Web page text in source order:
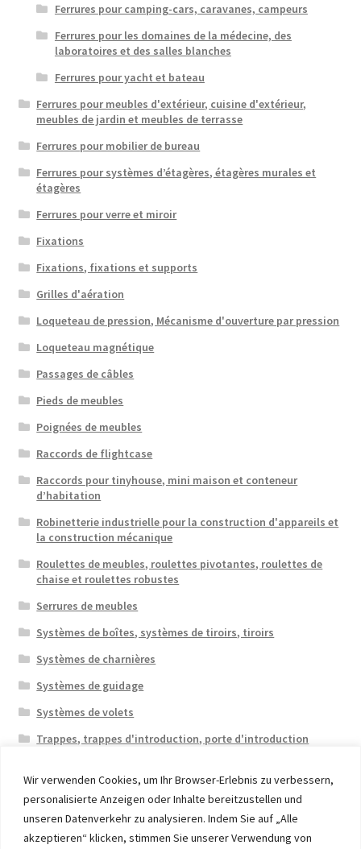
Wir verwenden Cookies, um Ihr Browser-Erlebnis zu verbessern,
personalisierte Anzeigen oder Inhalte bereitzustellen und
unseren Datenverkehr zu analysieren. Indem Sie auf „Alle
akzeptieren“ klicken, stimmen Sie unserer Verwendung von
Ferrures pour camping-cars, caravanes, campeurs
Ferrures pour les domaines de la médecine, des
laboratoires et des salles blanches
Ferrures pour yacht et bateau
Ferrures pour meubles d'extérieur, cuisine d'extérieur,
meubles de jardin et meubles de terrasse
Ferrures pour mobilier de bureau
Ferrures pour systèmes d’étagères, étagères murales et
étagères
Ferrures pour verre et miroir
Fixations
Fixations, fixations et supports
Grilles d'aération
Loqueteau de pression, Mécanisme d'ouverture par pression
Loqueteau magnétique
Passages de câbles
Pieds de meubles
Poignées de meubles
Raccords de flightcase
Raccords pour tinyhouse, mini maison et conteneur
d’habitation
Robinetterie industrielle pour la construction d'appareils et
la construction mécanique
Roulettes de meubles, roulettes pivotantes, roulettes de
chaise et roulettes robustes
Serrures de meubles
Systèmes de boîtes, systèmes de tiroirs, tiroirs
Systèmes de charnières
Systèmes de guidage
Systèmes de volets
Trappes, trappes d'introduction, porte d'introduction